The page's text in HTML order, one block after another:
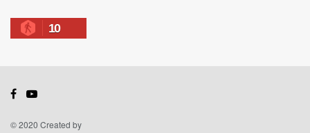
10
© 2020 Created by